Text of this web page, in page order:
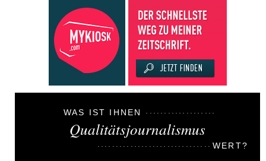
WAS IST IHNEN
Qualitätsjournalismus
WERT?